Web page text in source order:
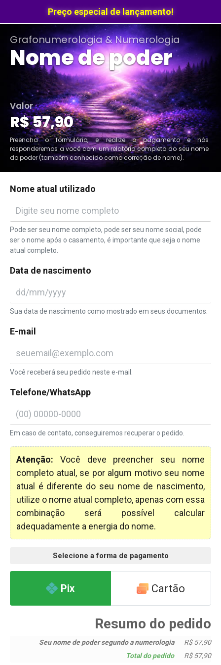
Preço especial de lançamento!
Grafonumerologia & Numerologia
Nome de poder
Valor
R$ 57,90
Preencha o formulário, e realize o pagamento e nós
responderemos a você com um relatório completo do seu nome
do poder (também conhecido como correção de nome).
Nome atual utilizado
Pode ser seu nome completo, pode ser seu nome social, pode
ser o nome após o casamento, é importante que seja o nome
atual completo.
Data de nascimento
Sua data de nascimento como mostrado em seus documentos.
E-mail
Você receberá seu pedido neste e-mail.
Telefone/WhatsApp
Em caso de contato, conseguiremos recuperar o pedido.
Atenção: Você deve preencher seu nome
completo atual, se por algum motivo seu nome
atual é diferente do seu nome de nascimento,
utilize o nome atual completo, apenas com essa
combinação será possível calcular
adequadamente a energia do nome.
Selecione a forma de pagamento
Pix Cartão
Resumo do pedido
Seu nome de poder segundo a numerologia
R$ 57,90
Total do pedido
R$ 57,90